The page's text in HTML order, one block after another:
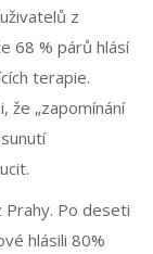
z
68 % párů hlásí
terapie.
že „zapomínání
Prahy. Po deseti
hlásili 80%